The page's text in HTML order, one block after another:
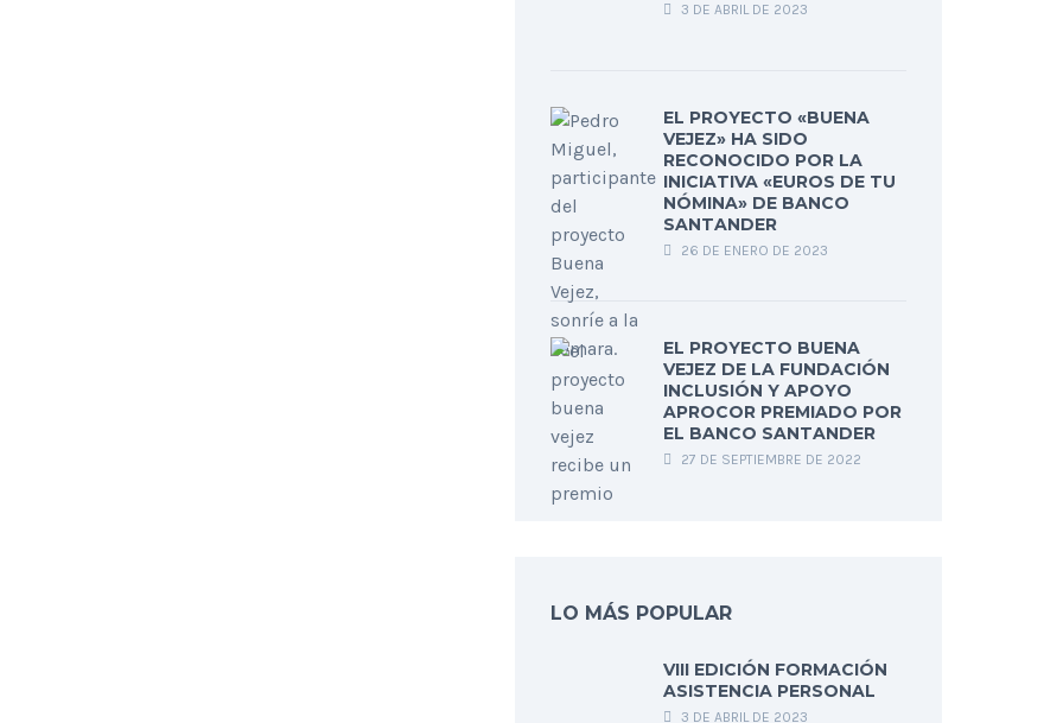
3 DE ABRIL DE 2023
EL PROYECTO «BUENA
VEJEZ» HA SIDO
RECONOCIDO POR LA
INICIATIVA «EUROS DE TU
NÓMINA» DE BANCO
SANTANDER
26 DE ENERO DE 2023
EL PROYECTO BUENA
VEJEZ DE LA FUNDACIÓN
INCLUSIÓN Y APOYO
APROCOR PREMIADO POR
EL BANCO SANTANDER
27 DE SEPTIEMBRE DE 2022
LO MÁS POPULAR
VIII EDICIÓN FORMACIÓN
ASISTENCIA PERSONAL
3 DE ABRIL DE 2023